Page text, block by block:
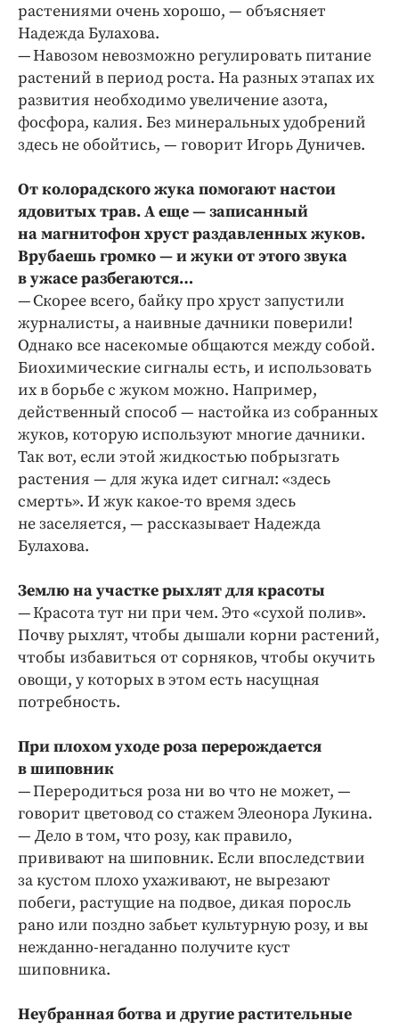
растениями очень хорошо, — объясняет
Надежда Булахова.
— Навозом невозможно регулировать питание
растений в период роста. На разных этапах их
развития необходимо увеличение азота,
фосфора, калия. Без минеральных удобрений
здесь не обойтись, — говорит Игорь Дуничев.
От колорадского жука помогают настои
ядовитых трав. А еще — записанный
на магнитофон хруст раздавленных жуков.
Врубаешь громко — и жуки от этого звука
в ужасе разбегаются…
— Скорее всего, байку про хруст запустили
журналисты, а наивные дачники поверили!
Однако все насекомые общаются между собой.
Биохимические сигналы есть, и использовать
их в борьбе с жуком можно. Например,
действенный способ — настойка из собранных
жуков, которую используют многие дачники.
Так вот, если этой жидкостью побрызгать
растения — для жука идет сигнал: «здесь
смерть». И жук какое-то время здесь
не заселяется, — рассказывает Надежда
Булахова.
Землю на участке рыхлят для красоты
— Красота тут ни при чем. Это «сухой полив».
Почву рыхлят, чтобы дышали корни растений,
чтобы избавиться от сорняков, чтобы окучить
овощи, у которых в этом есть насущная
потребность.
При плохом уходе роза перерождается
в шиповник
— Переродиться роза ни во что не может, —
говорит цветовод со стажем Элеонора Лукина.
— Дело в том, что розу, как правило,
прививают на шиповник. Если впоследствии
за кустом плохо ухаживают, не вырезают
побеги, растущие на подвое, дикая поросль
рано или поздно забьет культурную розу, и вы
нежданно-негаданно получите куст
шиповника.
Неубранная ботва и другие растительные